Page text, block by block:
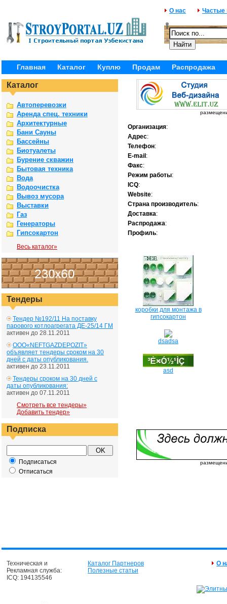
О нас Частые
Главная Каталог Куплю Продам Распродажа
Каталог
Автоперевозки
Аренда спец. техники
Архитектурные
Бани Сауны
Бассейны
Биотуалеты
Бурение скважин
Бытовая техника
Вода
Водоочистка
Вывоз мусора
Выставки
Газ
Генераторы
Гипсокартон
Весь каталог»
Тендеры
Тендер №192/11 На поставку
парового котлоагрегата ДЕ-25/14 ГМ
активен до 28.11.2011
ООО«NEFTGAZDEPOZIT»
объявляет тендеры сроком на 30
дней с даты опубликования.
активен до 23.11.2011
Тендеры сроком на 30 дней с
даты опубликования:
активен до 07.11.2011
Смотреть все тендеры»
Добавить тендер»
Подписка
Подписаться
Отписаться
Организация:
Адрес:
Телефон:
E-mail :
Факс:
Режим работы:
ICQ:
Website:
Страна производитель:
Доставка:
Распродажа:
Профиль:
коробки для монтажа в
гипсокартон
dsadsa
asd
Техническая и
Рекламная служба:
ICQ: 194135546
Каталог Партнеров
Полезные статьи
О